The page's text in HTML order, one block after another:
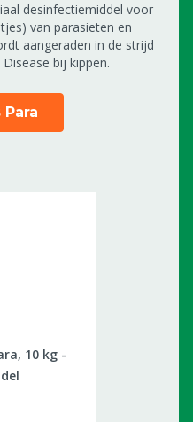
desinfectiemiddel voor
van parasieten en
aangeraden in de strijd
bij kippen.
10 kg -